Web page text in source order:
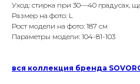
Уход: стирка при 30—40 градусах,
Размер на фото: L
Рост модели на фото: 187 см
Параметры модели: 104-81-103
вся коллекция бренда